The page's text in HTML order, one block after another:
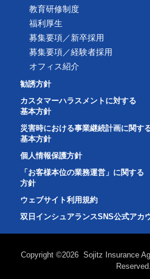
教育研修制度
福利厚生
募集要項／新卒採用
募集要項／経験者採用
オフィス紹介
勧誘方針
カスタマーハラスメントに対する
基本方針
災害時における事業継続計画に関す
基本方針
個人情報保護方針
「お客様本位の業務運営」に関する
方針
ウェブサイト利用規約
双日インシュアランスSNS公式アカ
Copyright ©2026 Sojitz Insurance
Reserved.